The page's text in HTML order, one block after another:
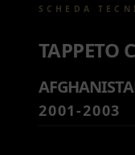
SCHEDA
TAPPETO
2001-2003